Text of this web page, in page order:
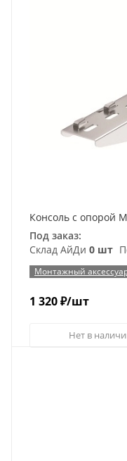
Консоль с опорой
Под заказ:
Склад АйДи 0 шт
Монтажный
1 320₽/шт
Нет в